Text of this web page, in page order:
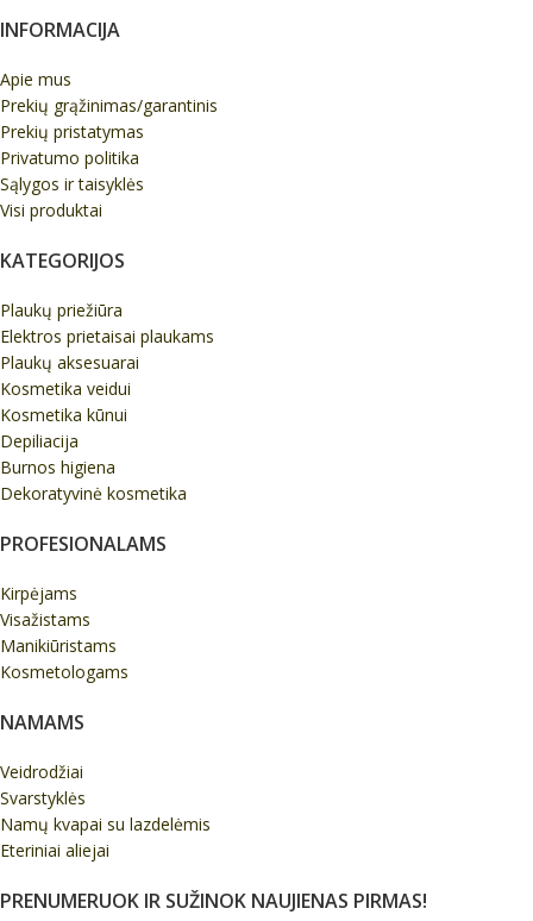
INFORMACIJA
Apie mus
Prekių grąžinimas/garantinis
Prekių pristatymas
Privatumo politika
Sąlygos ir taisyklės
Visi produktai
KATEGORIJOS
Plaukų priežiūra
Elektros prietaisai plaukams
Plaukų aksesuarai
Kosmetika veidui
Kosmetika kūnui
Depiliacija
Burnos higiena
Dekoratyvinė kosmetika
PROFESIONALAMS
Kirpėjams
Visažistams
Manikiūristams
Kosmetologams
NAMAMS
Veidrodžiai
Svarstyklės
Namų kvapai su lazdelėmis
Eteriniai aliejai
PRENUMERUOK IR SUŽINOK NAUJIENAS PIRMAS!